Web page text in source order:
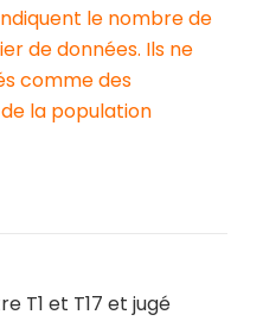
le nombre de
de données. Ils ne
comme des
la population
T1 et T17 et jugé